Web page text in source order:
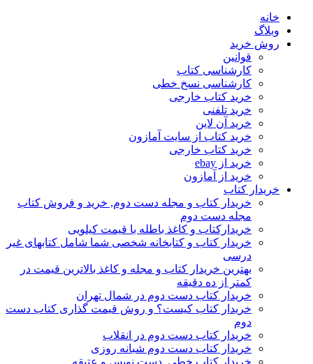
خانه
وبلاگ
روش خرید
قوانین
کارشناسی کتاب
کارشناسی نسخ خطی
خرید کتاب خارجی
خرید تلفنی
خرید آن لاین
خرید کتاب از سایت آمازون
خرید کتاب خارجی
خرید از ebay
خرید از آمازون
خریدار کتاب
خریدار کتاب و مجله دست دوم, خرید و فروش کتاب
مجله دست دوم
خریدارکتاب و کاغذ باطله با قیمت کیلویی
خریدار کتاب و کتابخانه شخصی شما شامل کتابهای غیر
درسی
بهترین خریدار کتاب و مجله و کاغذ بالاترین قیمت در
کمتر از ده دقیقه
خریدار کتاب دست دوم در شمال تهران
خریدار کتاب کیست؟ و روش قیمت گذاری کتاب دست
دوم
خریدار کتاب دست دوم در انقلاب
خریدار کتاب دست دوم شبانه روزی